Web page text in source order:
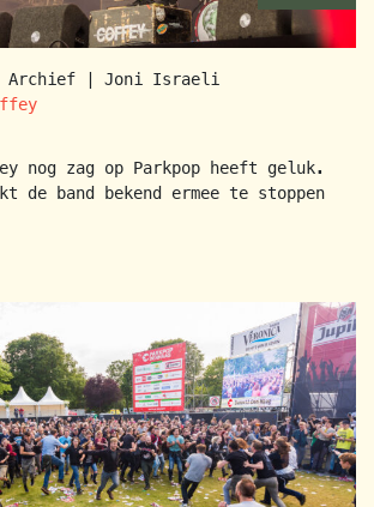
Archief | Joni Israeli
nog zag op Parkpop heeft geluk.
de band bekend ermee te stoppen